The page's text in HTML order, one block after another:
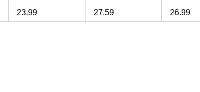
23.99 27.59 26.99